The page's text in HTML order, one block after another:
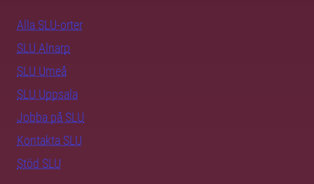
Alla SLU-orter
SLU Alnarp
SLU Umeå
SLU Uppsala
Jobba på SLU
Kontakta SLU
Stöd SLU